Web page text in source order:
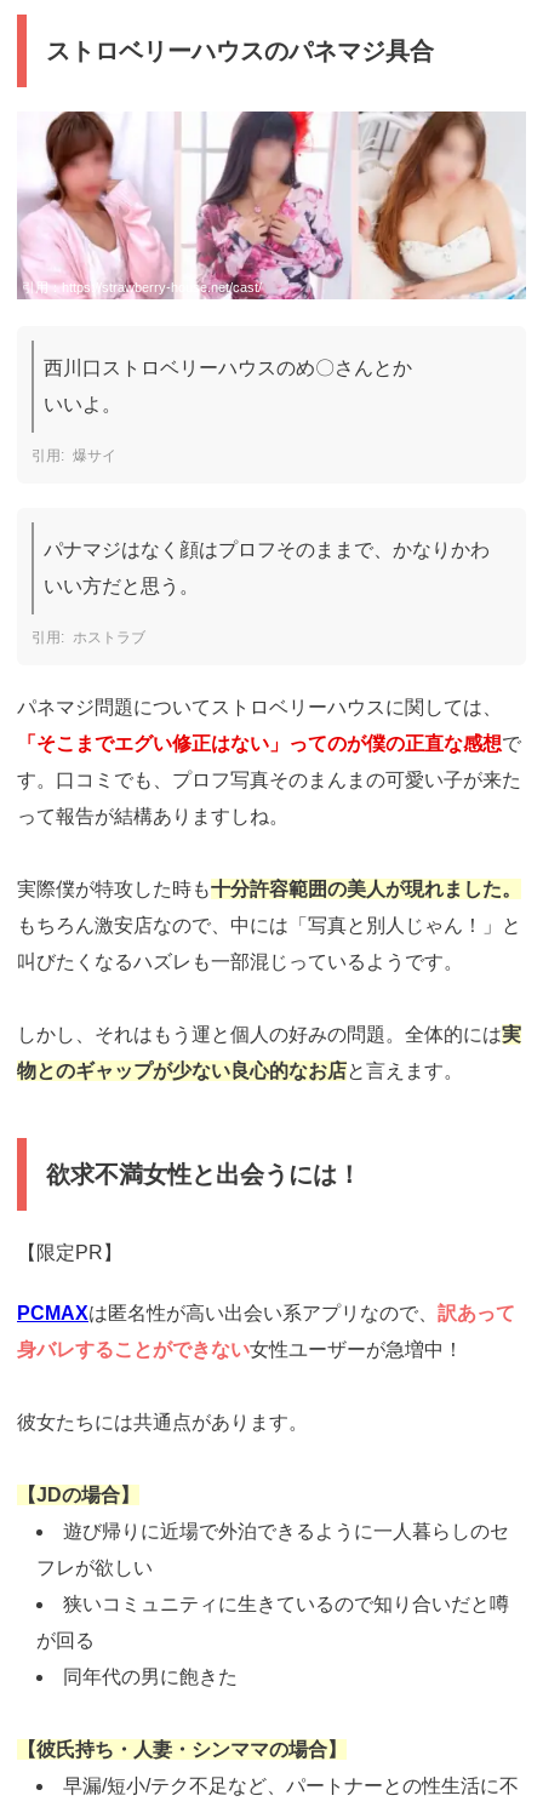
ストロベリーハウスのパネマジ具合
引用：https://strawberry-house.net/cast/
西川口ストロベリーハウスのめ〇さんとか
いいよ。
爆サイ
パナマジはなく顔はプロフそのままで、かなりかわ
いい方だと思う。
ホストラブ
パネマジ問題についてストロベリーハウスに関しては、
「そこまでエグい修正はない」ってのが僕の正直な感想で
す。口コミでも、プロフ写真そのまんまの可愛い子が来た
って報告が結構ありますしね。
実際僕が特攻した時も十分許容範囲の美人が現れました。
もちろん激安店なので、中には「写真と別人じゃん！」と
叫びたくなるハズレも一部混じっているようです。
しかし、それはもう運と個人の好みの問題。全体的には実
物とのギャップが少ない良心的なお店と言えます。
欲求不満女性と出会うには！
【限定PR】
PCMAXは匿名性が高い出会い系アプリなので、 訳あって
身バレすることができない女性ユーザーが急増中！
彼女たちには共通点があります。
【JDの場合】
遊び帰りに近場で外泊できるように一人暮らしのセ
フレが欲しい
狭いコミュニティに生きているので知り合いだと噂
が回る
同年代の男に飽きた
【彼氏持ち・人妻・シンママの場合】
早漏/短小/テク不足など、パートナーとの性生活に不